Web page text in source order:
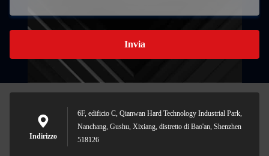
Invia
Indirizzo
6F, edificio C, Qianwan Hard Technology Industrial Park,
Nanchang, Gushu, Xixiang, distretto di Bao'an, Shenzhen
518126